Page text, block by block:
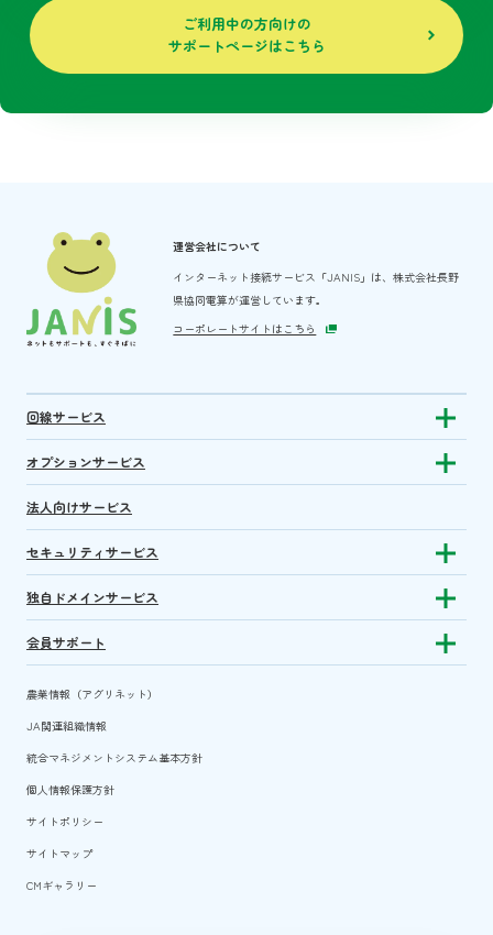
ご利用中の方向けの
サポートページはこちら
運営会社について
インターネット接続サービス「JANIS」は、株式会社長野
県協同電算が運営しています。
コーポレートサイトはこちら
回線サービス Show
オプションサービス Show
法人向けサービス
セキュリティサービス Show
独自ドメインサービス Show
会員サポート Show
農業情報（アグリネット）
JA関連組織情報
統合マネジメントシステム基本方針
個人情報保護方針
サイトポリシー
サイトマップ
CMギャラリー